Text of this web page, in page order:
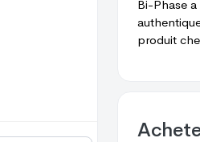
Bi-Phase a
produit